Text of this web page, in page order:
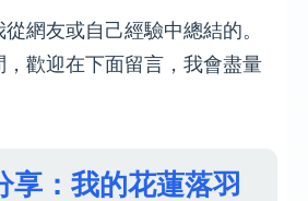
網友或自己經驗中總結的。
歡迎在下面留言，我會盡量
享：我的花蓮落羽